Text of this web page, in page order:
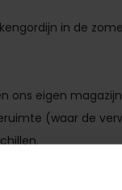
in de
ons eigen
(waar de
een offerte aan